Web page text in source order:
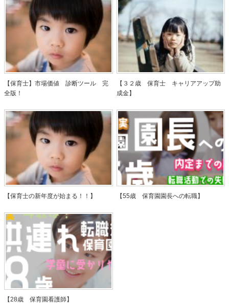
【保育士】市場価値 診断ツール 完
全版！
【３２歳 保育士 キャリアアップ助
成金】
【保育士の新年度が始まる！！】 【55歳 保育園園長への転職】
【28歳 保育園看護師】